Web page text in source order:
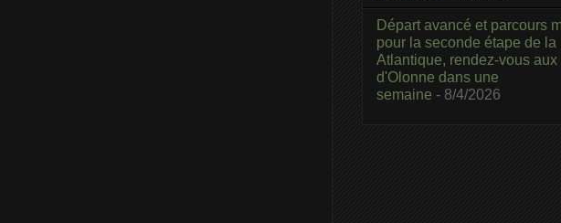
Départ avancé et parcours
pour la seconde étape de la
Atlantique, rendez-vous
d'Olonne dans une
semaine - 8/4/2026